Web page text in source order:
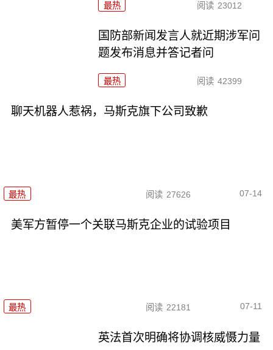
最热 阅读 23012
国防部新闻发言人就近期涉军问
题发布消息并答记者问
最热 阅读 42399
聊天机器人惹祸，马斯克旗下公司致歉
最热 阅读 27626 07-14
美军方暂停一个关联马斯克企业的试验项目
最热 阅读 22181 07-11
英法首次明确将协调核威慑力量